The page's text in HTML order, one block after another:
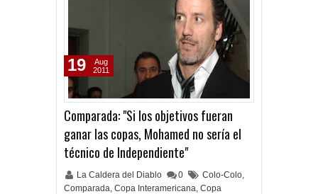
Comparada: "Si los objetivos fueran
ganar las copas, Mohamed no sería el
técnico de Independiente"
La Caldera del Diablo 0 Colo-Colo,
Comparada, Copa Interamericana, Copa
19
Aug
2011